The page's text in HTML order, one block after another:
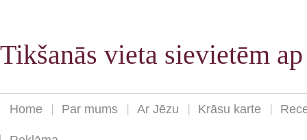
Tikšanās vieta sievietēm
Home Par mums Ar Jēzu Krāsu karte